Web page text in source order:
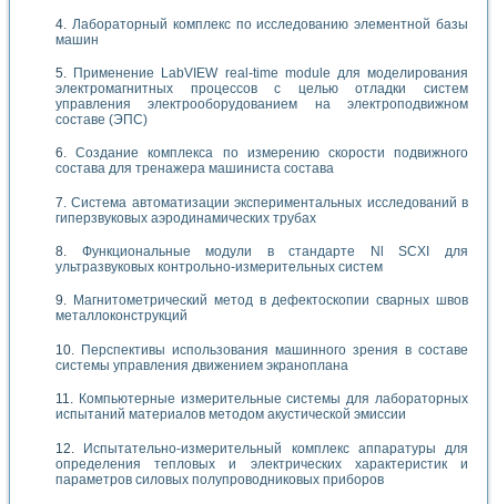
Лабораторный комплекс по исследованию элементной базы
машин
Применение LabVIEW real-time module для моделирования
электромагнитных процессов с целью отладки систем
управления электрооборудованием на электроподвижном
составе (ЭПС)
Создание комплекса по измерению скорости подвижного
состава для тренажера машиниста состава
Система автоматизации экспериментальных исследований в
гиперзвуковых аэродинамических трубах
Функциональные модули в стандарте Nl SCXI для
ультразвуковых контрольно-измерительных систем
Магнитометрический метод в дефектоскопии сварных швов
металлоконструкций
Перспективы использования машинного зрения в составе
системы управления движением экраноплана
Компьютерные измерительные системы для лабораторных
испытаний материалов методом акустической эмиссии
Испытательно-измерительный комплекс аппаратуры для
определения тепловых и электрических характеристик и
параметров силовых полупроводниковых приборов